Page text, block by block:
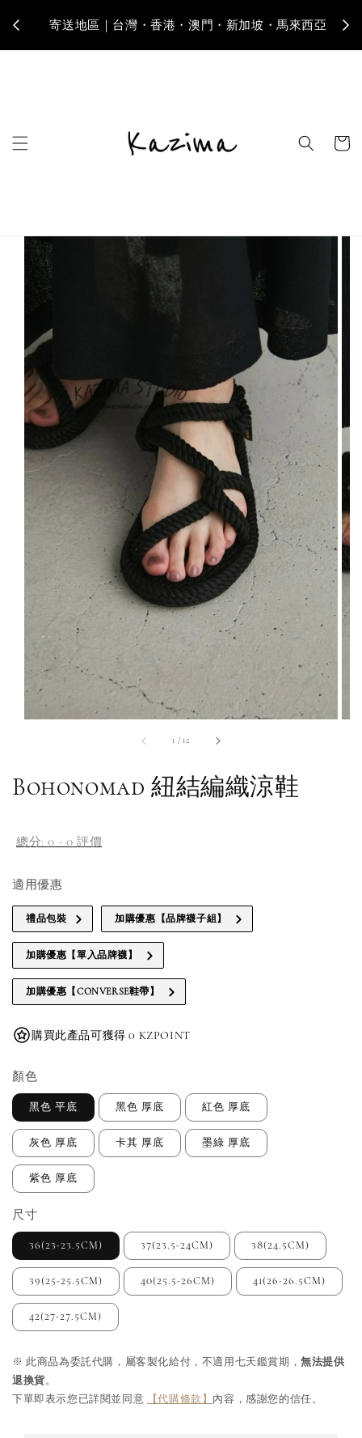
寄送地區｜台灣・香港・澳門・新加坡・馬來西亞
1 / 12
Bohonomad 紐結編織涼鞋
總分:0 - 0 評價
適用優惠
禮品包裝 加購優惠【品牌襪子組】
加購優惠【單入品牌襪】
加購優惠【CONVERSE鞋帶】
購買此產品可獲得 0 KZPOINT
顏色
黑色 平底 黑色 厚底 紅色 厚底
灰色 厚底 卡其 厚底 墨綠 厚底
紫色 厚底
尺寸
36(23-23.5CM) 37(23.5-24CM) 38(24.5CM)
39(25-25.5CM) 40(25.5-26CM) 41(26-26.5CM)
42(27-27.5CM)
※ 此商品為委託代購，屬客製化給付，不適用七天鑑賞期，無法提供
退換貨。
下單即表示您已詳閱並同意
【代購條款】 內容，感謝您的信任。